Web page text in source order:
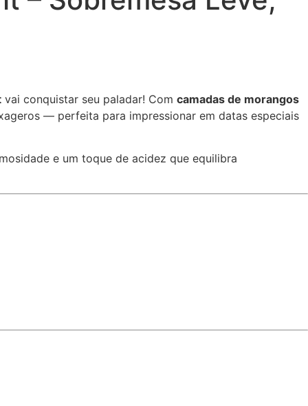
vai conquistar seu paladar! Com camadas de morangos
— perfeita para impressionar em datas especiais
e um toque de acidez que equilibra